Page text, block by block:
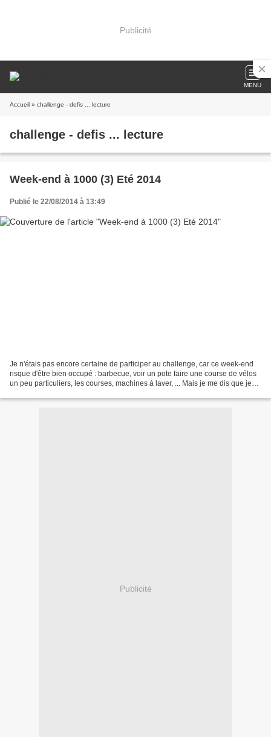
Publicité
MENU
Accueil » challenge - defis ... lecture
challenge - defis ... lecture
Week-end à 1000 (3) Eté 2014
Publié le 22/08/2014 à 13:49
Je n'étais pas encore certaine de participer au challenge, car ce week-end
risque d'être bien occupé : barbecue, voir un pote faire une course de vélos
un peu particuliers, les courses, machines à laver, ... Mais je me dis que je
Publicité